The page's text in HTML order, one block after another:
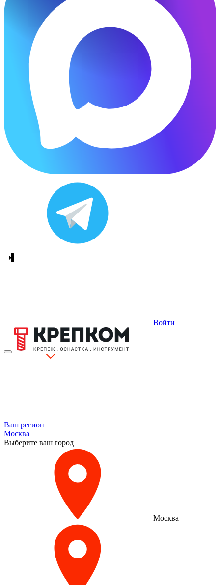
Войти
Ваш регион
Москва
Выберите ваш город
Москва